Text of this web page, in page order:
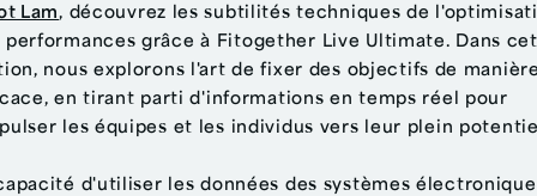
Lam, découvrez les subtilités techniques de
performances grâce à Fitogether Live Ultimate. Dans
nous explorons l'art de fixer des objectifs de
en tirant parti d'informations en temps réel pour
les équipes et les individus vers leur plein
d'utiliser les données des systèmes